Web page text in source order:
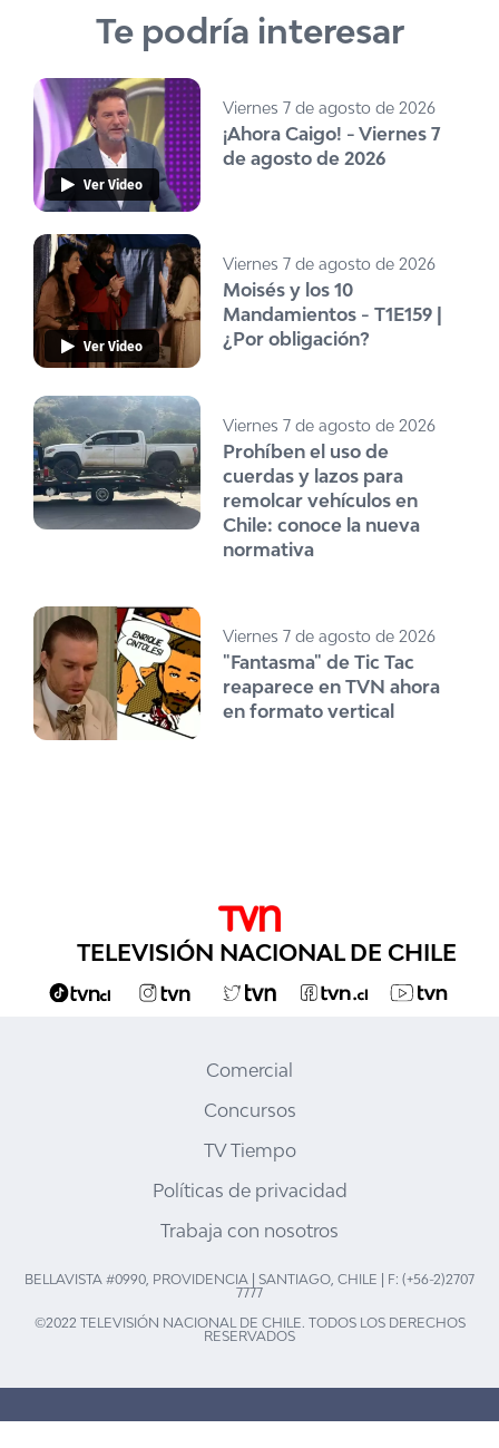
Te podría interesar
Ver Video
Viernes 7 de agosto de 2026
¡Ahora Caigo! - Viernes 7
de agosto de 2026
Ver Video
Viernes 7 de agosto de 2026
Moisés y los 10
Mandamientos - T1E159 |
¿Por obligación?
Viernes 7 de agosto de 2026
Prohíben el uso de
cuerdas y lazos para
remolcar vehículos en
Chile: conoce la nueva
normativa
Viernes 7 de agosto de 2026
"Fantasma" de Tic Tac
reaparece en TVN ahora
en formato vertical
TELEVISIÓN NACIONAL DE CHILE
Comercial
Concursos
TV Tiempo
Políticas de privacidad
Trabaja con nosotros
BELLAVISTA #0990, PROVIDENCIA | SANTIAGO, CHILE | F: (+56-2)2707
7777
©2022 TELEVISIÓN NACIONAL DE CHILE. TODOS LOS DERECHOS
RESERVADOS